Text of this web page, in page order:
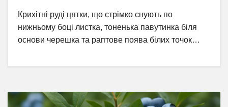
Крихітні руді цятки, що стрімко снують по
нижньому боці листка, тоненька павутинка біля
основи черешка та раптове поява білих точок…